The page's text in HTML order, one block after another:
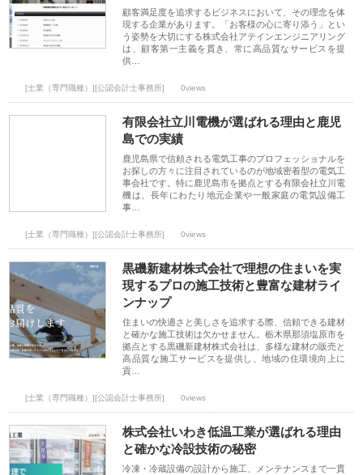
顧客満足度を追求するビジネスにおいて、その理念を体
現する企業があります。「お客様の心に寄り添う」とい
う姿勢を大切にする株式会社アテインエンジニアリング
は、顧客第一主義を貫き、常に高品質なサービスを提
供…
[士業（専門職種）][公認会計士事務所] 0views
有限会社立川電機が選ばれる理由と鹿児
島での実績
鹿児島県で信頼される電気工事のプロフェッショナルを
お探しの方々に注目されているのが地域密着型の電気工
事会社です。特に鹿児島市を拠点とする有限会社立川電
機は、長年にわたり地元企業や一般家庭の電気設備工
事…
[士業（専門職種）][公認会計士事務所] 0views
黒磯新建材株式会社で理想の住まいを実
現するプロの施工技術と豊富な建材ライ
ンナップ
住まいの快適さと美しさを追求する際、信頼できる建材
と確かな施工技術は欠かせません。栃木県那須塩原市を
拠点とする黒磯新建材株式会社は、多様な建材の販売と
高品質な施工サービスを提供し、地域の住環境向上に
貢…
[士業（専門職種）][公認会計士事務所] 0views
株式会社いわき低温工業が選ばれる理由
と確かな冷設技術の秘密
冷凍・冷蔵設備の設計から施工、メンテナンスまで一貫